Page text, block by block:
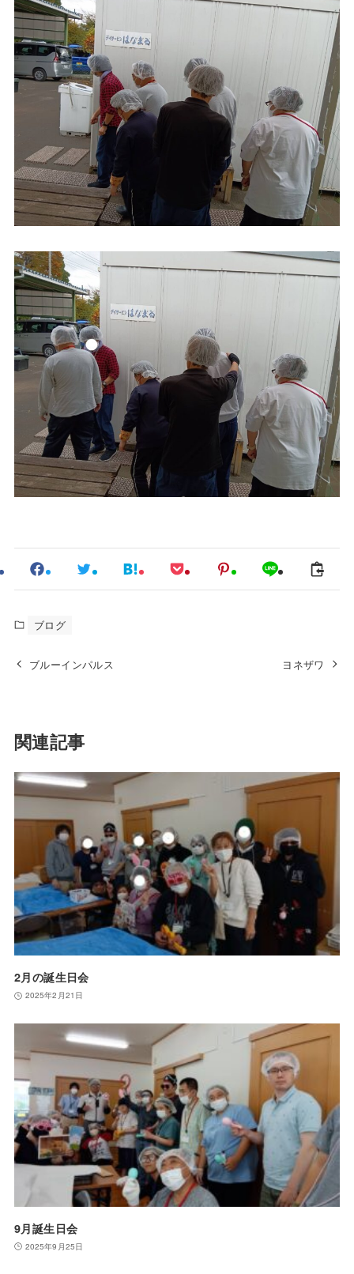
ブログ
ブルーインパルス ヨネザワ
関連記事
2月の誕生日会
2025年2月21日
9月誕生日会
2025年9月25日